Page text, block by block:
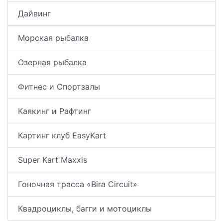
Дайвинг
Морская рыбалка
Озерная рыбалка
Фитнес и Спортзалы
Каякинг и Рафтинг
Картинг клуб EasyKart
Super Kart Maxxis
Гоночная трасса «Bira Circuit»
Квадроциклы, багги и мотоциклы